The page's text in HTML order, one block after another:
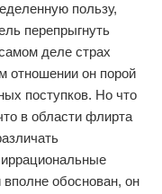
пользу,
перепрыгнуть
деле страх
отношении он порой
поступков. Но что
в области флирта
обоснован, он